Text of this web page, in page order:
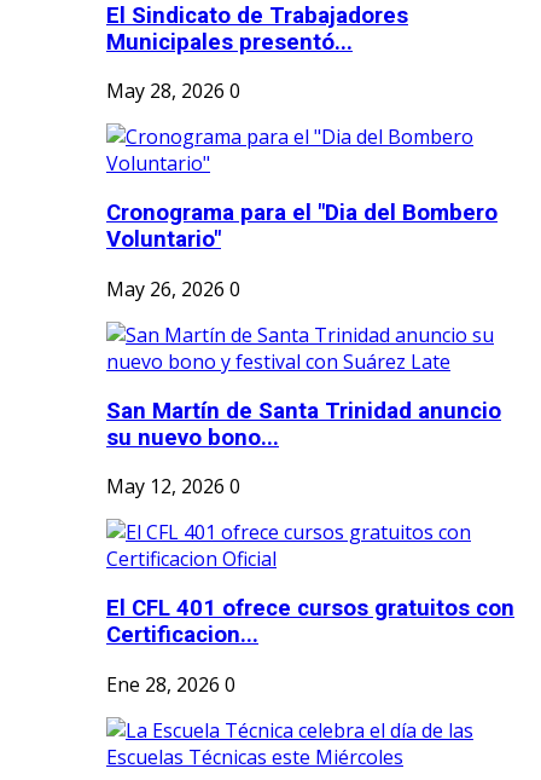
El Sindicato de Trabajadores
Municipales presentó...
May 28, 2026 0
Cronograma para el "Dia del Bombero
Voluntario"
May 26, 2026 0
San Martín de Santa Trinidad anuncio
su nuevo bono...
May 12, 2026 0
El CFL 401 ofrece cursos gratuitos con
Certificacion...
Ene 28, 2026 0